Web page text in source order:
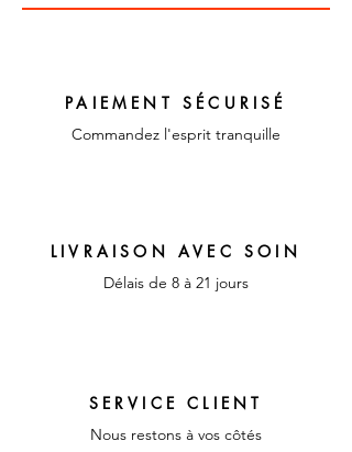
Matériaux : papier et carton
PAIEMENT SÉCURISÉ
Commandez l'esprit tranquille
LIVRAISON AVEC SOIN
Délais de 8 à 21 jours
SERVICE CLIENT
Nous restons à vos côtés